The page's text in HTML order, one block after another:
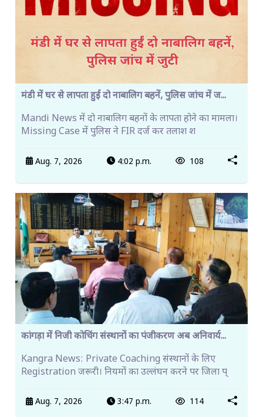
मंडी में घर से लापता हुईं दो नाबालिग बहनें, पुलिस जांच में ज...
Mandi News में दो नाबालिग बहनों के लापता होने का मामला।
Missing Case में पुलिस ने FIR दर्ज कर तलाश श
Aug. 7, 2026 4:02 p.m. 108
कांगड़ा में निजी कोचिंग संस्थानों का पंजीकरण अब अनिवार्य...
Kangra News: Private Coaching संस्थानों के लिए
Registration जरूरी। नियमों का उल्लंघन करने पर जिला प्
Aug. 7, 2026 3:47 p.m. 114